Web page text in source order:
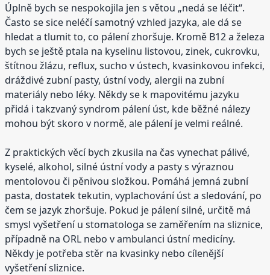
Úplně bych se nespokojila jen s větou „nedá se léčit“.
Často se sice neléčí samotný vzhled jazyka, ale dá se
hledat a tlumit to, co pálení zhoršuje. Kromě B12 a železa
bych se ještě ptala na kyselinu listovou, zinek, cukrovku,
štítnou žlázu, reflux, sucho v ústech, kvasinkovou infekci,
dráždivé zubní pasty, ústní vody, alergii na zubní
materiály nebo léky. Někdy se k mapovitému jazyku
přidá i takzvaný syndrom pálení úst, kde běžné nálezy
mohou být skoro v normě, ale pálení je velmi reálné.
Z praktických věcí bych zkusila na čas vynechat pálivé,
kyselé, alkohol, silné ústní vody a pasty s výraznou
mentolovou či pěnivou složkou. Pomáhá jemná zubní
pasta, dostatek tekutin, vyplachování úst a sledování, po
čem se jazyk zhoršuje. Pokud je pálení silné, určitě má
smysl vyšetření u stomatologa se zaměřením na sliznice,
případně na ORL nebo v ambulanci ústní medicíny.
Někdy je potřeba stěr na kvasinky nebo cílenější
vyšetření sliznice.